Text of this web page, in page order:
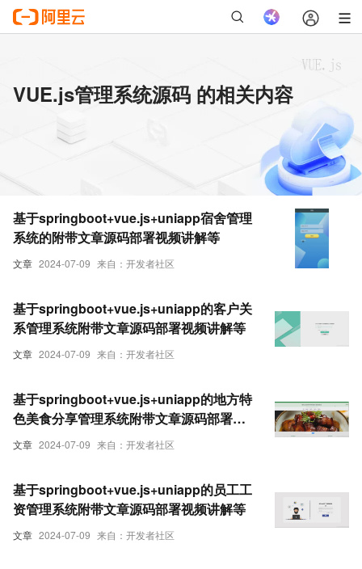
VUE.js管理系统源码 的相关内容
文章 2024-07-09 来自：开发者社区
基于springboot+vue.js+uniapp宿舍管理
系统的附带文章源码部署视频讲解等
文章 2024-07-09 来自：开发者社区
基于springboot+vue.js+uniapp的客户关
系管理系统附带文章源码部署视频讲解等
文章 2024-07-09 来自：开发者社区
基于springboot+vue.js+uniapp的地方特
色美食分享管理系统附带文章源码部署视
频讲解等
文章 2024-07-09 来自：开发者社区
基于springboot+vue.js+uniapp的员工工
资管理系统附带文章源码部署视频讲解等